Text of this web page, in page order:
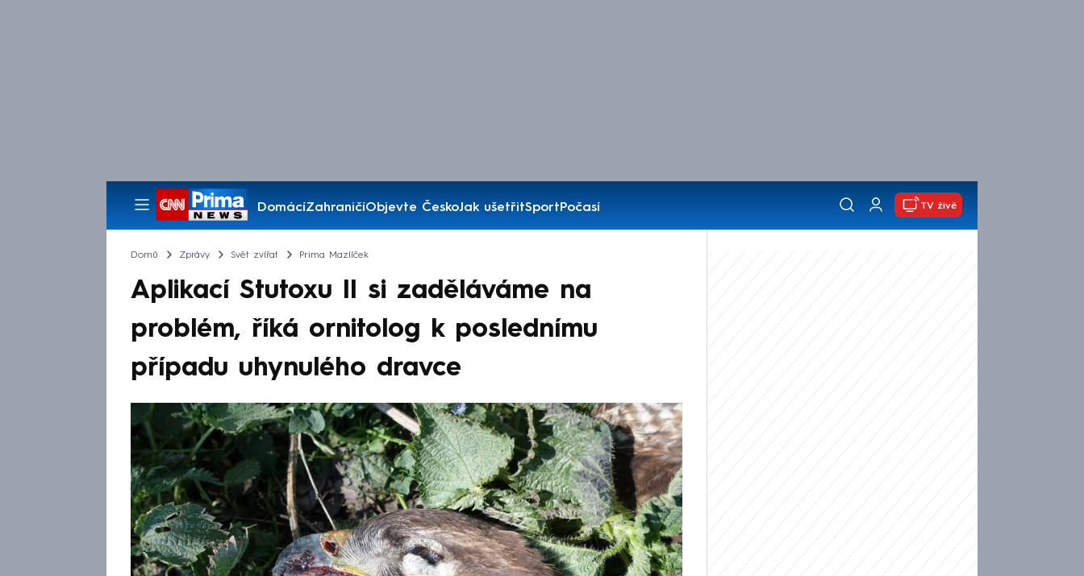
DomácíZahraničíObjevte ČeskoJak ušetřitSportPočasí
Pořady
TV živě
Domů Zprávy Svět zvířat Prima Mazlíček
Aplikací Stutoxu II si zaděláváme na
problém, říká ornitolog k poslednímu
případu uhynulého dravce